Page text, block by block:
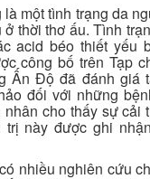
một tình trạng da
thời thơ ấu. Tình
acid béo thiết yếu
công bố trên Tạp
Ấn Độ đã đánh giá
đối với những
nhân cho thấy sự cải
trị này được ghi
nhiều nghiên cứu